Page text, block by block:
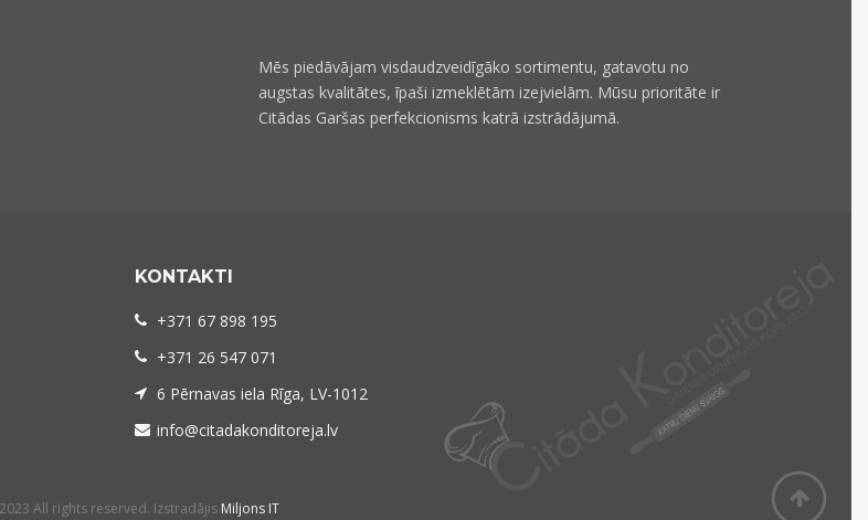
Mēs piedāvājam visdaudzveidīgāko sortimentu, gatavotu no
augstas kvalitātes, īpaši izmeklētām izejvielām. Mūsu prioritāte ir
Citādas Garšas perfekcionisms katrā izstrādājumā.
KONTAKTI
+371 67 898 195
+371 26 547 071
6 Pērnavas iela Rīga, LV-1012
info@citadakonditoreja.lv
All rights reserved. Izstradājis Miljons IT